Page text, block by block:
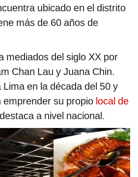
ubicado en el distrito
más de 60 años de
mediados del siglo XX por
Chan Lau y Juana Chin.
en la década del 50 y
emprender su propio local de
a nivel nacional.